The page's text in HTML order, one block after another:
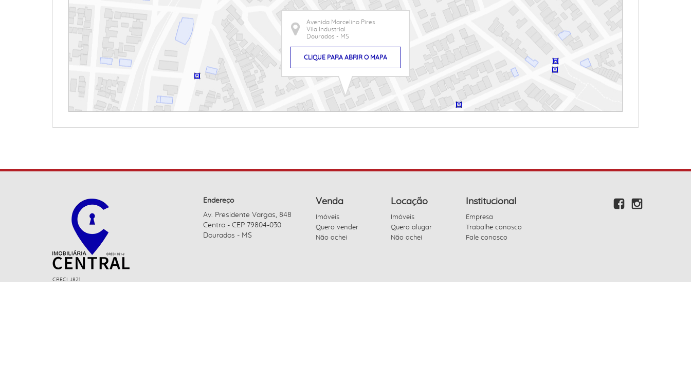
Avenida Marcelino Pires
Vila Industrial
Dourados - MS
CLIQUE PARA ABRIR O MAPA
CRECI J821
Endereço
Av. Presidente Vargas, 848
Centro - CEP 79804-030
Dourados - MS
Venda
Imóveis
Quero vender
Não achei
Locação
Imóveis
Quero alugar
Não achei
Institucional
Empresa
Trabalhe conosco
Fale conosco